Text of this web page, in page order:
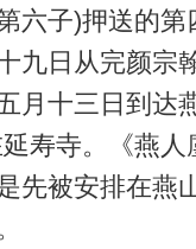
六子)押送的第
九日从完颜宗
月十三日到达
寿寺。《燕人
先被安排在燕